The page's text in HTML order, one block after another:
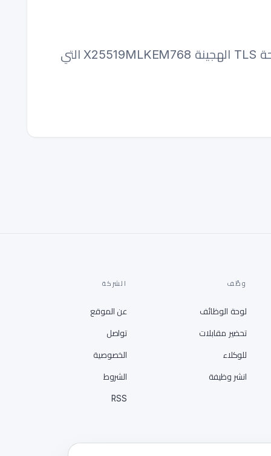
التشفير المقاوم للكم في عام 2026: NIST FIPS 203/204/205، وتهديدات خوارزمية Shor، ومصافحة TLS الهجينة X25519MLKEM768 التي
وظّف
لوحة الوظائف
تحضير مقابلات
للوكلاء
انشر وظيفة
الشركة
عن الموقع
تواصل
الخصوصية
الشروط
RSS